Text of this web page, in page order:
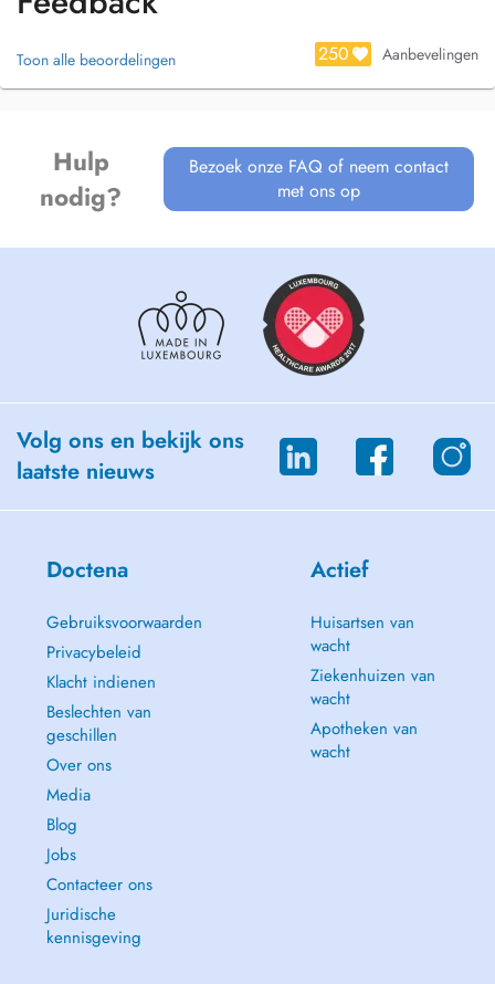
Toon alle beoordelingen 250 Aanbevelingen
Hulp
nodig?
Bezoek onze FAQ of neem contact
met ons op
Volg ons en bekijk ons
laatste nieuws
Doctena
Gebruiksvoorwaarden
Privacybeleid
Klacht indienen
Beslechten van
geschillen
Over ons
Media
Blog
Jobs
Contacteer ons
Juridische
kennisgeving
Actief
Huisartsen van
wacht
Ziekenhuizen van
wacht
Apotheken van
wacht